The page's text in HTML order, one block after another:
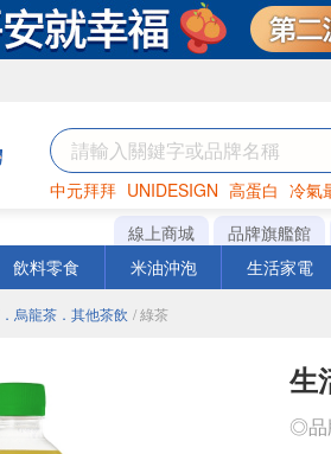
中元拜拜 UNIDESIGN 高蛋白 冷氣
罐頭 海苔 洋芋片
線上商城 品牌旗艦館
飲料零食 米油沖泡 生活家電
烏龍茶．其他茶飲 / 綠茶
生
◎品